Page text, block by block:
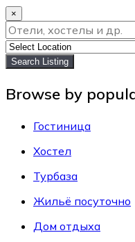
×
Search Listing
Browse by
Гостиница
Хостел
Турбаза
Жильё посуточно
Дом отдыха